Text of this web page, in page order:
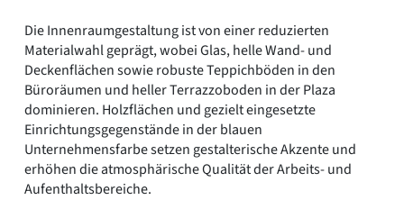
Die Innenraumgestaltung ist von einer reduzierten
Materialwahl geprägt, wobei Glas, helle Wand- und
Deckenflächen sowie robuste Teppichböden in den
Büroräumen und heller Terrazzoboden in der Plaza
dominieren. Holzflächen und gezielt eingesetzte
Einrichtungsgegenstände in der blauen
Unternehmensfarbe setzen gestalterische Akzente und
erhöhen die atmosphärische Qualität der Arbeits- und
Aufenthaltsbereiche.